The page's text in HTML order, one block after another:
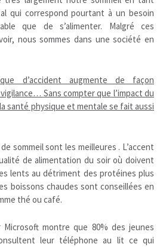
qui correspond pourtant à un besoin
que de s’alimenter. Malgré ces
nous sommes dans une société en
d’accident augmente de façon
Sans compter que l’impact du
santé physique et mentale se fait aussi
sommeil sont les meilleures . L’accent
de alimentation du soir où doivent
lents au détriment des protéines plus
boissons chaudes sont conseillées en
thé ou café.
Microsoft montre que 80% des jeunes
leur téléphone au lit ce qui